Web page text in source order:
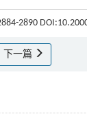
2890
下一篇